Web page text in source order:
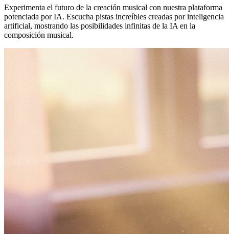
Experimenta el futuro de la creación musical con nuestra plataforma
potenciada por IA. Escucha pistas increíbles creadas por inteligencia
artificial, mostrando las posibilidades infinitas de la IA en la
composición musical.